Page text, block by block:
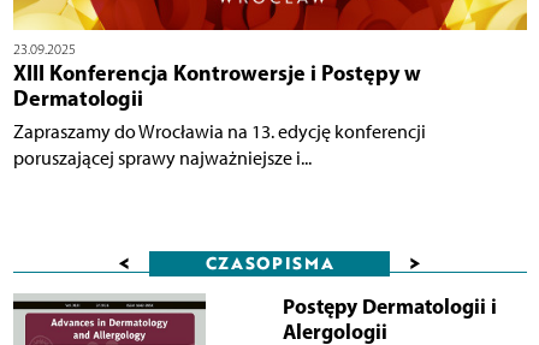
23.09.2025
XIII Konferencja Kontrowersje i Postępy w
Dermatologii
Zapraszamy do Wrocławia na 13. edycję konferencji
poruszającej sprawy najważniejsze i...
< CZASOPISMA >
Postępy Dermatologii i
Alergologii